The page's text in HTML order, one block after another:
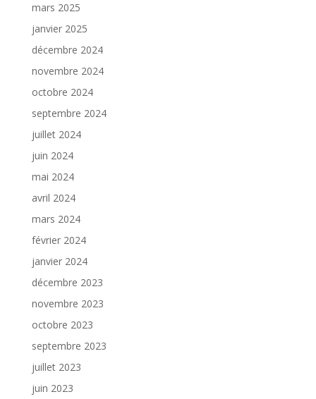
mars 2025
janvier 2025
décembre 2024
novembre 2024
octobre 2024
septembre 2024
juillet 2024
juin 2024
mai 2024
avril 2024
mars 2024
février 2024
janvier 2024
décembre 2023
novembre 2023
octobre 2023
septembre 2023
juillet 2023
juin 2023